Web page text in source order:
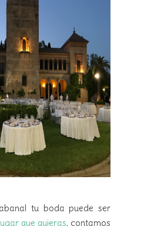
tu boda puede ser
que quieras, contamos